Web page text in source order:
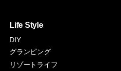
Life Style
DIY
グランピング
リゾートライフ